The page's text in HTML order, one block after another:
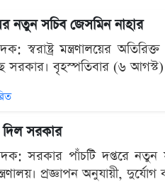
নতুন সচিব জেসমিন নাহার
স্বরাষ্ট্র মন্ত্রণালয়ের
সরকার। বৃহস্পতিবার (৬ আগস্ট)
সরকার
সরকার পাঁচটি দপ্তরে
প্রজ্ঞাপন অনুযায়ী, দুর্যোগ